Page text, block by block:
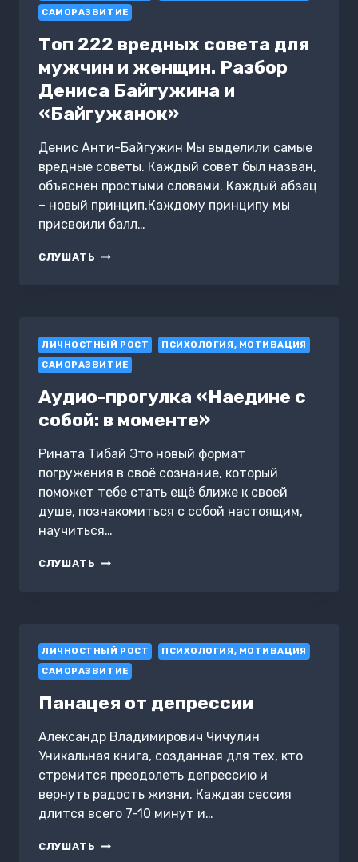
МИРУ
САМОРАЗВИТИЕ
Топ 222 вредных совета для
мужчин и женщин. Разбор
Дениса Байгужина и
«Байгужанок»
Денис Анти-Байгужин Мы выделили самые
вредные советы. Каждый совет был назван,
объяснен простыми словами. Каждый абзац
– новый принцип.Каждому принципу мы
присвоили балл…
СЛУШАТЬ ТОП
И
ЖЕНЩИН.
РАЗБОР
ДЕНИСА
БАЙГУЖИНА
И
ЛИЧНОСТНЫЙ РОСТ
ПСИХОЛОГИЯ, МОТИВАЦИЯ
САМОРАЗВИТИЕ
Аудио-прогулка «Наедине с
собой: в моменте»
Рината Тибай Это новый формат
погружения в своё сознание, который
поможет тебе стать ещё ближе к своей
душе, познакомиться с собой настоящим,
научиться…
СЛУШАТЬ АУДИО-
МОМЕНТЕ»
ЛИЧНОСТНЫЙ РОСТ
ПСИХОЛОГИЯ, МОТИВАЦИЯ
САМОРАЗВИТИЕ
Панацея от депрессии
Александр Владимирович Чичулин
Уникальная книга, созданная для тех, кто
стремится преодолеть депрессию и
вернуть радость жизни. Каждая сессия
длится всего 7-10 минут и…
СЛУШАТЬ ПАНАЦЕЯ